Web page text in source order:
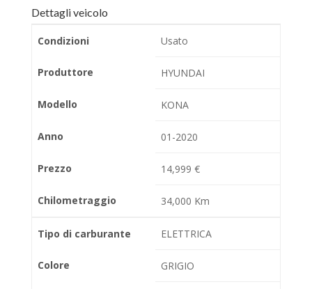
Dettagli veicolo
Condizioni Usato
Produttore HYUNDAI
Modello KONA
Anno 01-2020
Prezzo 14,999 €
Chilometraggio 34,000 Km
Tipo di carburante ELETTRICA
Colore GRIGIO